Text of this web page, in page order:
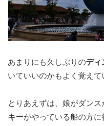
あまりにも久しぶりのディ
いていいのかもよく覚えて
とりあえずは、娘がダン
キーがやっている船の方